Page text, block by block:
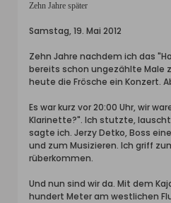
Zehn Jahre später
Samstag, 19. Mai 2012
Zehn Jahre nachdem ich das
bereits schon ungezählte Male
heute die Frösche ein Konzert.
Es war kurz vor 20:00 Uhr, wir
Klarinette?". Ich stutzte,
sagte ich. Jerzy Detko, Boss
und zum Musizieren. Ich griff
rüberkommen.
Und nun sind wir da. Mit dem
hundert Meter am westlichen